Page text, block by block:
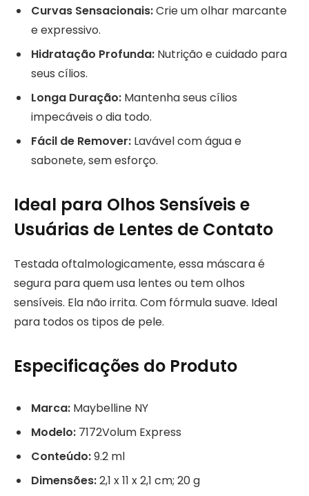
Curvas Sensacionais:Crie um olhar marcante
e expressivo.
Hidratação Profunda: Nutrição e cuidado para
seus cílios.
Longa Duração: Mantenha seus cílios
impecáveis o dia todo.
Fácil de Remover: Lavável com água e
sabonete, sem esforço.
Ideal para Olhos Sensíveis e
Usuárias de Lentes de Contato
Testada oftalmologicamente, essa máscara é
segura para quem usa lentes ou tem olhos
sensíveis. Ela não irrita. Com fórmula suave. Ideal
para todos os tipos de pele.
Especificações do Produto
Marca: Maybelline NY
Modelo: 7172Volum Express
Conteúdo:9.2 ml
Dimensões:2,1 x 11 x 2,1 cm; 20 g